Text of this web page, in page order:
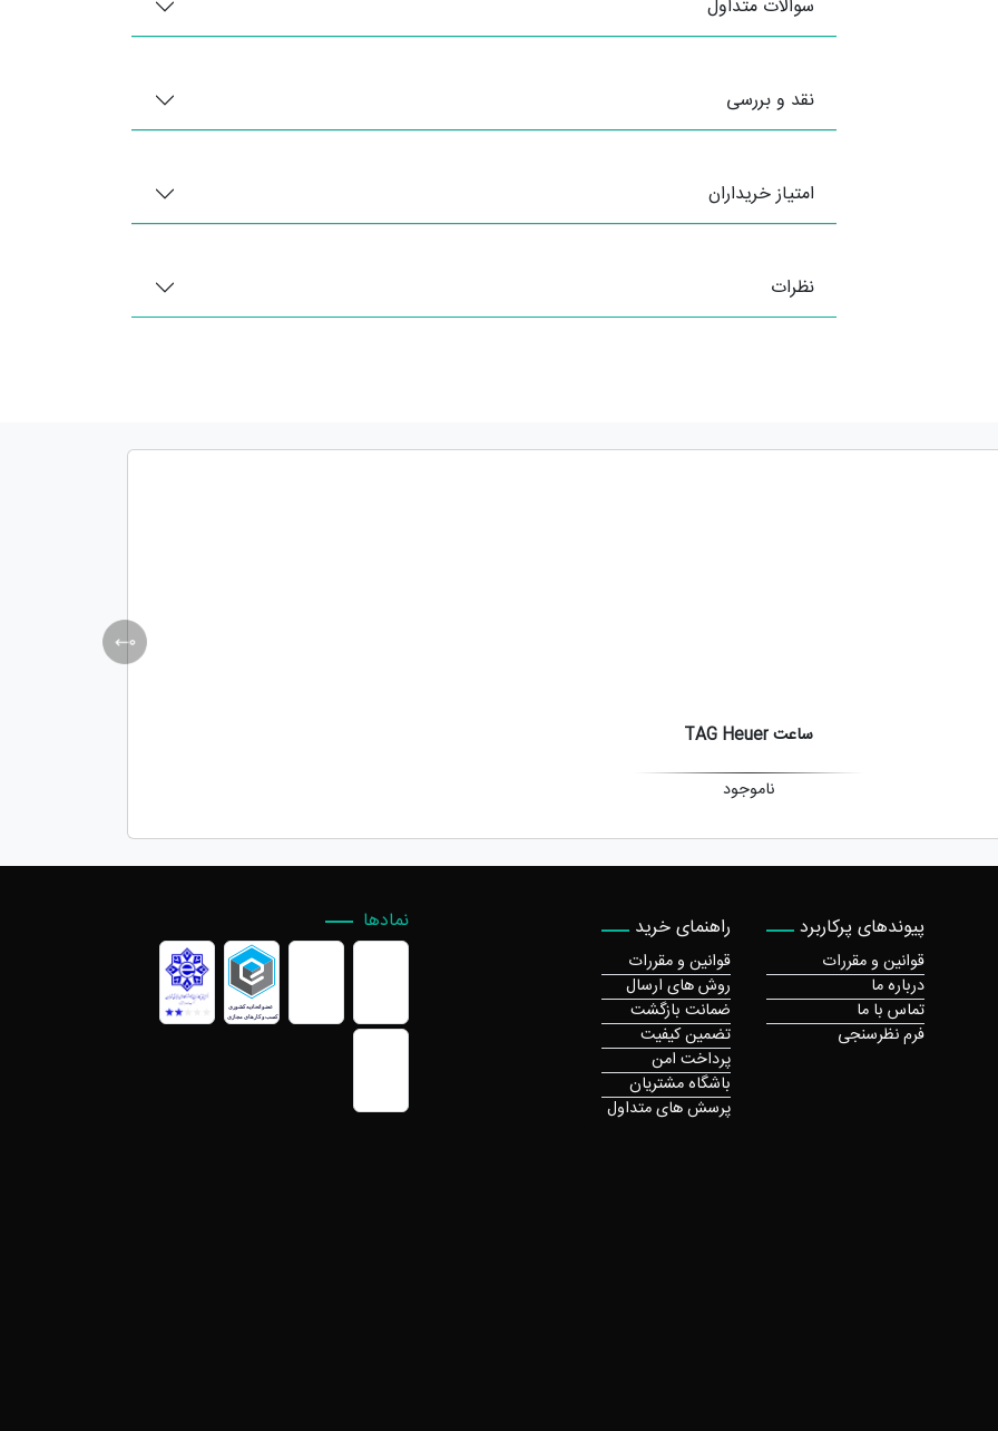
سوالات متداول
نقد و بررسی
امتیاز خریداران
نظرات
ساعت TAG Heuer
ناموجود
پیوندهای پرکاربرد
قوانین و مقررات
درباره ما
تماس با ما
فرم نظرسنجی
راهنمای خرید
قوانین و مقررات
روش های ارسال
ضمانت بازگشت
تضمین کیفیت
پرداخت امن
باشگاه مشتریان
پرسش های متداول
نمادها